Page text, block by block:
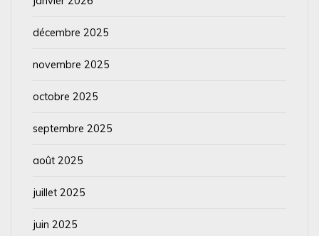
décembre 2025
novembre 2025
octobre 2025
septembre 2025
août 2025
juillet 2025
juin 2025